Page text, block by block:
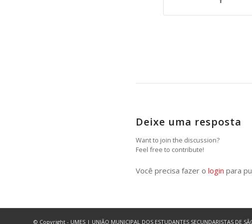
Deixe uma resposta
Want to join the discussion?
Feel free to contribute!
Você precisa fazer o login para
© Copyright - UMES | UNIÃO MUNICIPAL DOS ESTUDANTES SECUNDARISTAS DE